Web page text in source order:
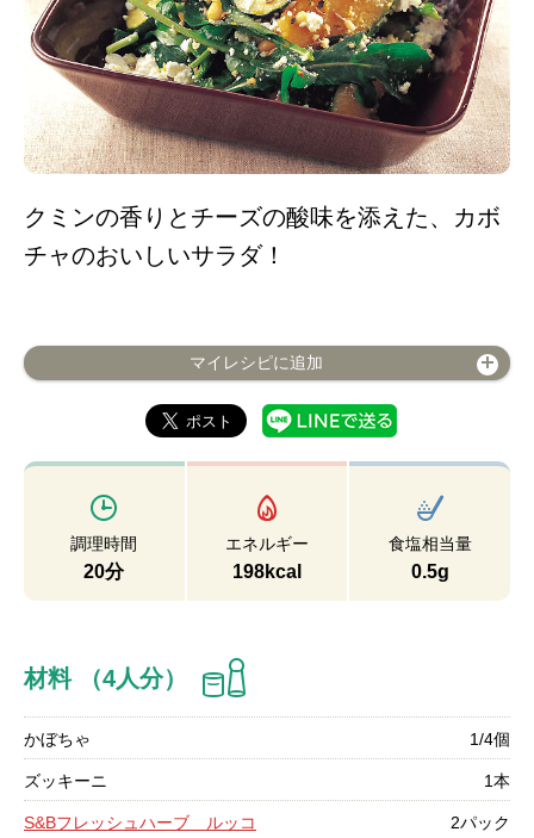
クミンの香りとチーズの酸味を添えた、カボ
チャのおいしいサラダ！
マイレシピに追加
調理時間
20分
エネルギー
198kcal
食塩相当量
0.5g
材料 （4人分）
かぼちゃ 1/4個
ズッキーニ 1本
S&Bフレッシュハーブ ルッコ
2パック